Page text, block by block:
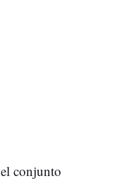
conjunto